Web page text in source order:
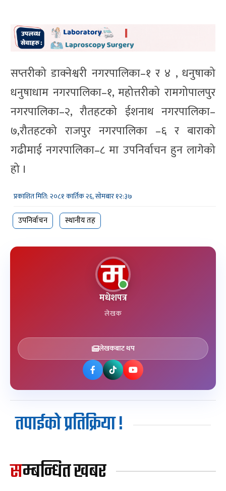
सप्तरीको डाक्नेश्वरी नगरपालिका–१ र ४ , धनुषाको
धनुषाधाम नगरपालिका–१, महोत्तरीको रामगोपालपुर
नगरपालिका–२, रौतहटको ईशनाथ नगरपालिका–
७,रौतहटको राजपुर नगरपालिका –६ र बाराको
गढीमाई नगरपालिका–८ मा उपनिर्वाचन हुन लागेको
हो ।
प्रकाशित मिति: २०८१ कार्तिक २६, सोमबार १२:३७
उपनिर्वाचन स्थानीय तह
मधेशपत्र
लेखक
लेखकबाट थप
तपाईको प्रतिक्रिया !
सम्बन्धित खबर